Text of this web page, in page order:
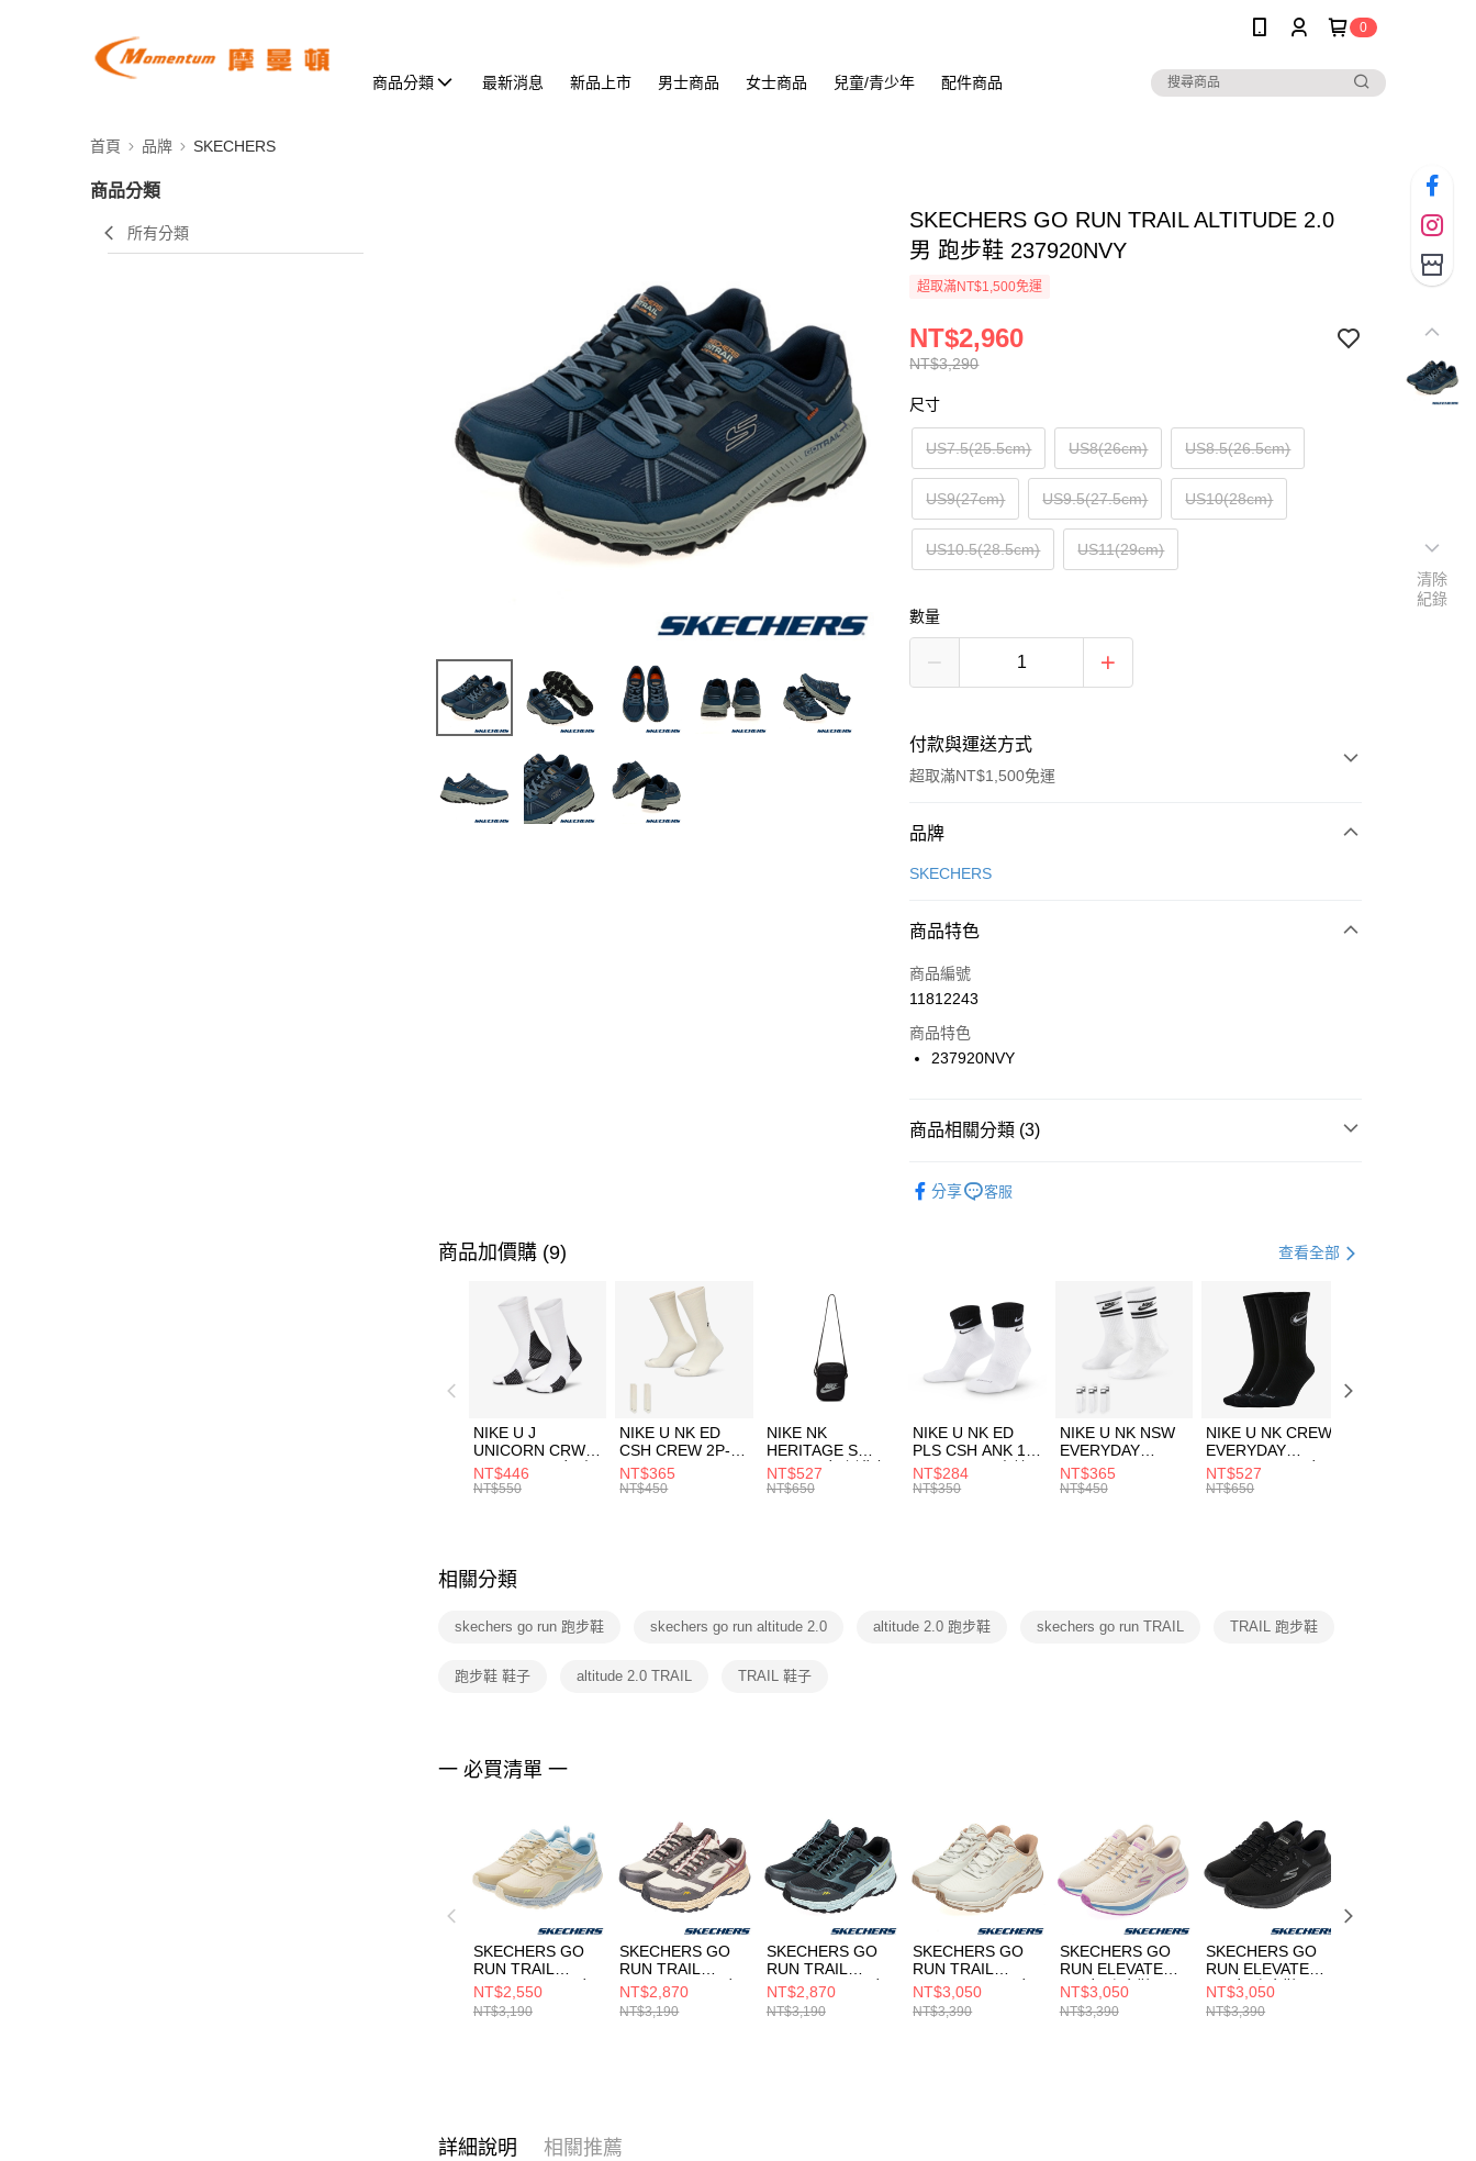
0
商品分類 最新消息 新品上市 男士商品 女士商品 兒童/青少年 配件商品
首頁 品牌 SKECHERS
商品分類
所有分類
SKECHERS GO RUN TRAIL ALTITUDE 2.0
男 跑步鞋 237920NVY
超取滿NT$1,500免運
NT$3,290
NT$2,960
尺寸
US7.5(25.5cm) US8(26cm) US8.5(26.5cm)
US9(27cm) US9.5(27.5cm) US10(28cm)
US10.5(28.5cm) US11(29cm)
數量
付款與運送方式
超取滿NT$1,500免運
付款方式
信用卡一次付款
合作金庫商業銀行
華南商業銀行
上海商業儲蓄銀行
國泰世華商業銀行
聯邦商業銀行
台新國際商業銀行
LINE Pay
Apple Pay
【關於「AFTEE先享後付」】
３．安心：先確認商品／服務後，再付款。
【「AFTEE先享後付」結帳流程】
１．於結帳方式選擇「AFTEE先享後付」後，將跳轉至「AFTEE先享後
付」結帳頁面，進行簡訊認證並確認金額後，即可完成結帳。
２．訂單成立數日內，您將收到繳費通知簡訊。
３．收到繳費通知簡訊後14天內，點擊此簡訊中的連結，可透過四大超商
／ATM／網路銀行／等多元方式進行付款，方視為交易完成。
※ 請注意：結帳手續完成當下不需立刻繳費，但若您需要取消訂單，請聯
絡購買商品的店家。未經商家同意取消之訂單仍視為有效，需透過AFTEE
先享後付繳納相關費用。
１．透過由恩沛科技股份有限公司提供之「AFTEE先享後付」服務完成之
交易，需依本服務之必要範圍內提供個人資料，並將交易相關給付款項請
５．嚴禁一人註冊多個帳號或使用他人資訊註冊。若發現惡意使用之情
形，恩沛科技股份有限公司將有權停止該用戶之使用額度並採取法律行
動。
每筆NT$100，滿NT$1,500(含以上)免運費
每筆NT$100，滿NT$1,500(含以上)免運費
付款後門市自取
每筆NT$100，滿NT$1,500(含以上)免運費
品牌
SKECHERS
商品特色
商品編號
11812243
商品特色
237920NVY
商品相關分類 (3)
分享 客服
商品加價購 (9) 查看全部
NIKE U J
UNICORN CRW
1PR -160 男女 中
統襪 FZ3393100
NT$446
NT$550
NIKE U NK ED
CSH CREW 2P-
144 EMBRDY 男
女 短統襪
NT$365
NT$450
NIKE NK
HERITAGE S
SMIT 男女 側背包
BA5871010
NT$527
NT$650
NIKE U NK ED
PLS CSH ANK 1P
144 DBL 男 中統
襪 DH4058104
NT$284
NT$350
NIKE U NK NSW
EVERYDAY
ESSENTIAL CR
男女 短統襪
NT$365
NT$450
NIKE U NK CREW
EVERYDAY
BBALL 3PR 男女
長統襪
NT$527
NT$650
相關分類
skechers go run 跑步鞋 skechers go run altitude 2.0 altitude 2.0 跑步鞋 skechers go run TRAIL TRAIL 跑步鞋
跑步鞋 鞋子 altitude 2.0 TRAIL TRAIL 鞋子
一 必買清單 一
SKECHERS GO
RUN TRAIL
ALTITUDE 2.0 女
跑步鞋
129533WNTBL
NT$2,550
NT$3,190
SKECHERS GO
RUN TRAIL
ALTITUDE 2.0 女
跑步鞋
129525WNAT
NT$2,870
NT$3,190
SKECHERS GO
RUN TRAIL
ALTITUDE 2.0 女
跑步鞋
129525WNVAQ
NT$2,870
NT$3,190
SKECHERS GO
RUN TRAIL
ALTITUDE 2.0 女
跑步鞋
129532WNT
NT$3,050
NT$3,390
SKECHERS GO
RUN ELEVATE
2.0 女 跑步鞋
129006NAT
NT$3,050
NT$3,390
SKECHERS GO
RUN ELEVATE
2.0 女 跑步鞋
129006BBK
NT$3,050
NT$3,390
詳細說明 相關推薦
清除
紀錄